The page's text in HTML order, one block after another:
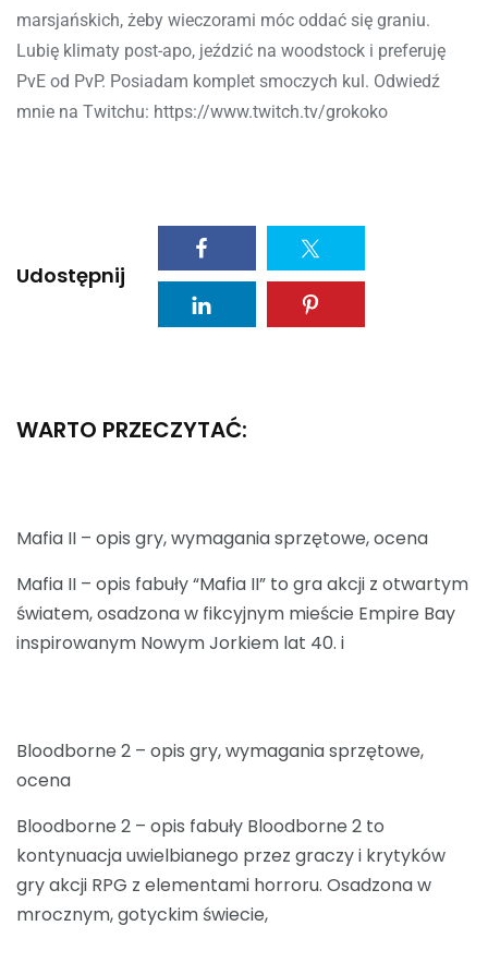
marsjańskich, żeby wieczorami móc oddać się graniu.
Lubię klimaty post-apo, jeździć na woodstock i preferuję
PvE od PvP. Posiadam komplet smoczych kul. Odwiedź
mnie na Twitchu: https://www.twitch.tv/grokoko
Udostępnij
WARTO PRZECZYTAĆ:
Mafia II – opis gry, wymagania sprzętowe, ocena
Mafia II – opis fabuły “Mafia II” to gra akcji z otwartym
światem, osadzona w fikcyjnym mieście Empire Bay
inspirowanym Nowym Jorkiem lat 40. i
Bloodborne 2 – opis gry, wymagania sprzętowe,
ocena
Bloodborne 2 – opis fabuły Bloodborne 2 to
kontynuacja uwielbianego przez graczy i krytyków
gry akcji RPG z elementami horroru. Osadzona w
mrocznym, gotyckim świecie,